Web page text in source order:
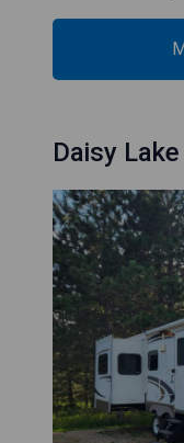
Daisy